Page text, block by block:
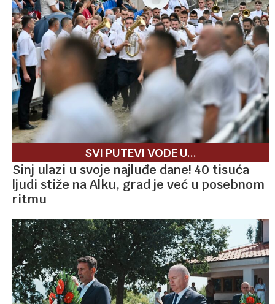
SVI PUTEVI VODE U...
Sinj ulazi u svoje najluđe dane! 40 tisuća
ljudi stiže na Alku, grad je već u posebnom
ritmu